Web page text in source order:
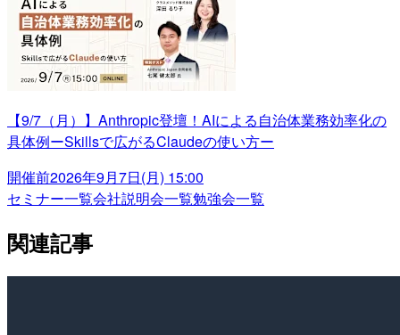
【9/7（月）】Anthropic登壇！AIによる自治体業務効率化の
具体例ーSkillsで広がるClaudeの使い方ー
開催前2026年9月7日(月) 15:00
セミナー一覧会社説明会一覧勉強会一覧
関連記事